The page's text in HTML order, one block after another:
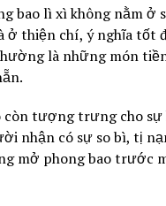
bao lì xì không nằm ở
ở thiện chí, ý nghĩa tốt
là những món
còn tượng trưng cho sự
nhận có sự so bì, tị
mở phong bao trước